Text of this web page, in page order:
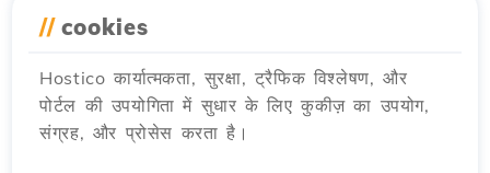
द्वारा Florin P.
प्रकाशित किया गया 08/01/2018
होस्टिको सर्वर से आईपी को अनब्लॉक करना
ट्यूटोरियल्स / डेव
32
// cookies
Hostico कार्यात्मकता, सुरक्षा, ट्रैफिक विश्लेषण, और
पोर्टल की उपयोगिता में सुधार के लिए कुकीज़ का उपयोग,
संग्रह, और प्रोसेस करता है।